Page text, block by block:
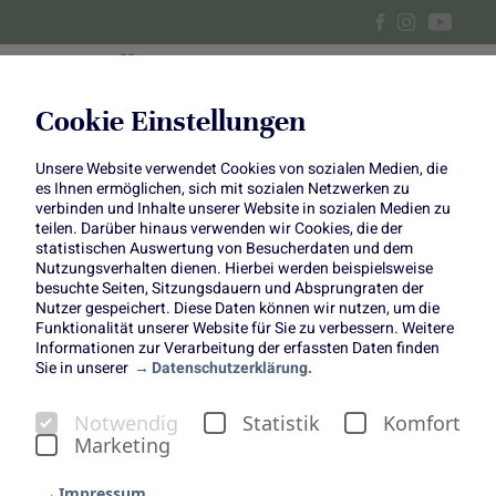
Cookie Einstellungen
Unsere Website verwendet Cookies von sozialen Medien, die
es Ihnen ermöglichen, sich mit sozialen Netzwerken zu
verbinden und Inhalte unserer Website in sozialen Medien zu
teilen. Darüber hinaus verwenden wir Cookies, die der
statistischen Auswertung von Besucherdaten und dem
Nutzungsverhalten dienen. Hierbei werden beispielsweise
besuchte Seiten, Sitzungsdauern und Absprungraten der
Nutzer gespeichert. Diese Daten können wir nutzen, um die
Funktionalität unserer Website für Sie zu verbessern. Weitere
Informationen zur Verarbeitung der erfassten Daten finden
Sie in unserer
Datenschutzerklärung.
Notwendig Statistik
Komfort
Marketing
Shepherd’s Pie mit
Topinambur-Püree
“Altes” Gemüse neu entdeckt
Immer mehr Gemüsesorten, die früher ganz